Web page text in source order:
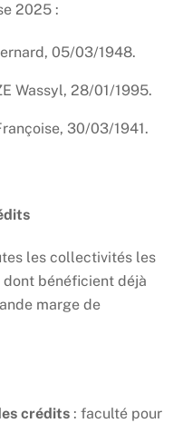
2025 :
05/03/1948.
Wassyl, 28/01/1995.
30/03/1941.
les collectivités les
bénéficient déjà
marge de
crédits : faculté pour